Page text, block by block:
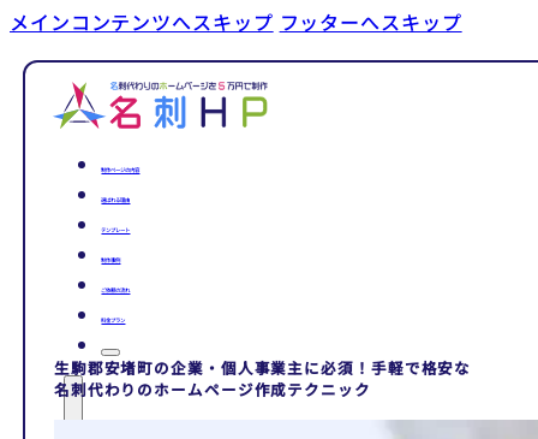
メインコンテンツへスキップ フッターへスキップ
制作ページの内容
選ばれる理由
テンプレート
制作事例
ご依頼の流れ
料金プラン
生駒郡安堵町の企業・個人事業主に必須！手軽で格安な
名刺代わりのホームページ作成テクニック